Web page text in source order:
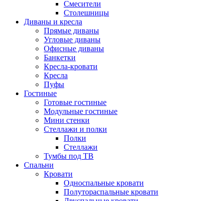
Смесители
Столешницы
Диваны и кресла
Прямые диваны
Угловые диваны
Офисные диваны
Банкетки
Кресла-кровати
Кресла
Пуфы
Гостиные
Готовые гостиные
Модульные гостиные
Мини стенки
Стеллажи и полки
Полки
Стеллажи
Тумбы под ТВ
Спальни
Кровати
Односпальные кровати
Полутораспальные кровати